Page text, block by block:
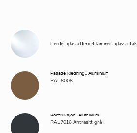
Herdet glass/Herdet laminert glass i tak
Fasade kledning:: Aluminium
RAL 8008
Kontruksjon:: Aluminium
RAL 7016 Antrasitt grå